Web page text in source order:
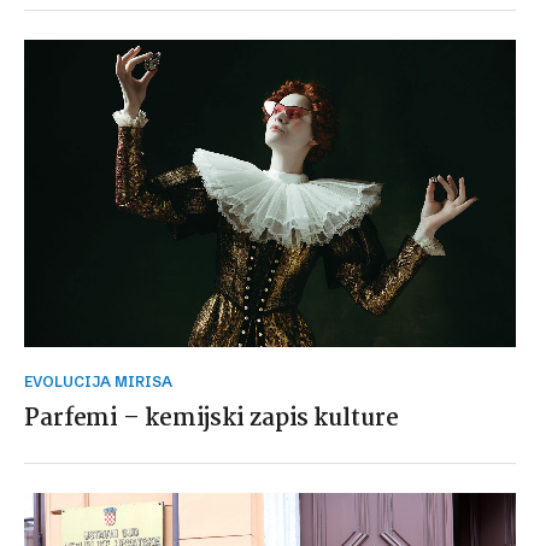
EVOLUCIJA MIRISA
Parfemi – kemijski zapis kulture